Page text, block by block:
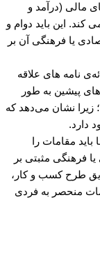
مالی (درآمد و
کند. این باید دوام و
یا فرهنگی آن بر
نامه های علاقه
پیشین به طور
زیرا نشان می‌دهد که
دارد.
باید مقامات را
یا فرهنگی مثبتی بر
طرح کسب و کار،
منحصر به فردی